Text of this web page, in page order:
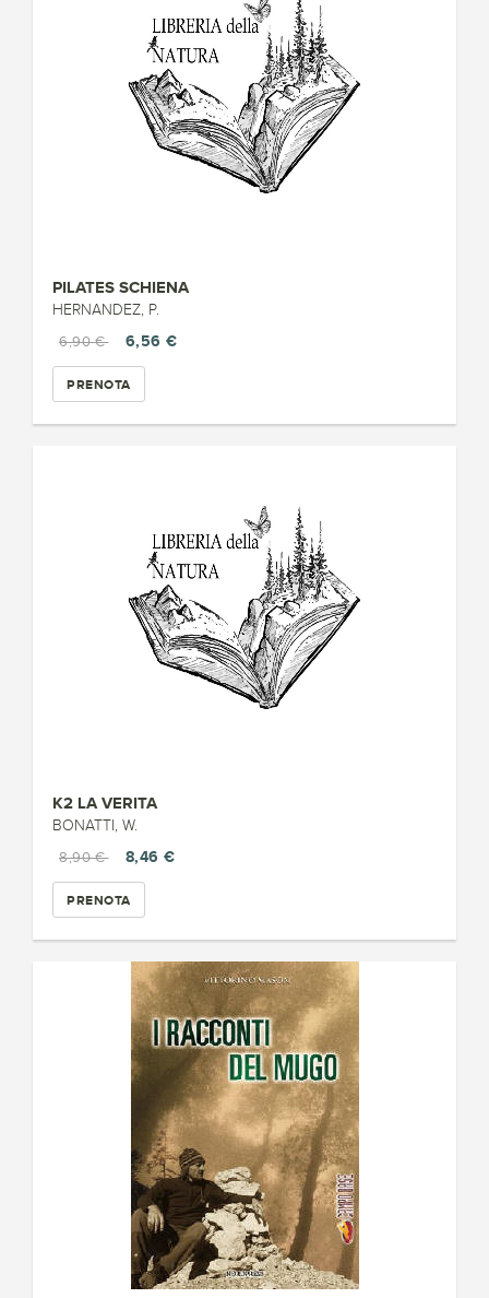
PILATES SCHIENA
HERNANDEZ, P.
6,90 €
6,56 €
PRENOTA
K2 LA VERITA
BONATTI, W.
8,90 €
8,46 €
PRENOTA